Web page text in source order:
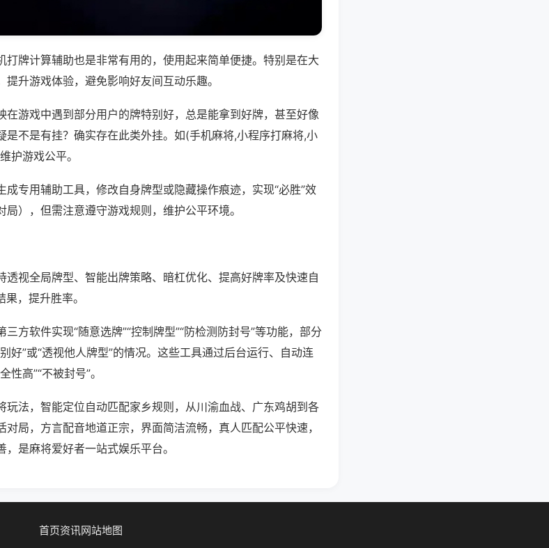
打牌计算辅助也是非常有用的，使用起来简单便捷。特别是在大
升游戏体验，避免影响好友间互动乐趣。
在游戏中遇到部分用户的牌特别好，总是能拿到好牌，甚至好像
是不是有挂？确实存在此类外挂。如(手机麻将,小程序打麻将,小
护游戏公平。
成专用辅助工具，修改自身牌型或隐藏操作痕迹，实现“必胜”效
），但需注意遵守游戏规则，维护公平环境。
透视全局牌型、智能出牌策略、暗杠优化、提高好牌率及快速自
，提升胜率。
方软件实现“随意选牌”“控制牌型”“防检测防封号”等功能，部分
好”或“透视他人牌型”的情况。这些工具通过后台运行、自动连
高”“不被封号”。
玩法，智能定位自动匹配家乡规则，从川渝血战、广东鸡胡到各
局，方言配音地道正宗，界面简洁流畅，真人匹配公平快速，
是麻将爱好者一站式娱乐平台。
首页资讯网站地图